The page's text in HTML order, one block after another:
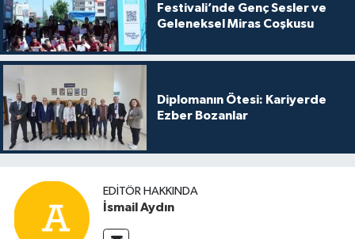
Festivali’nde Genç Sesler ve
Geleneksel Miras Coşkusu
Diplomanın Ötesi: Kariyerde
Ezber Bozanlar
EDITÖR HAKKINDA
İsmail Aydın